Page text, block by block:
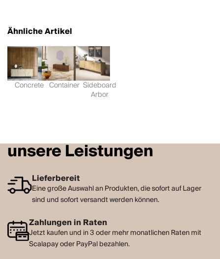
Ähnliche Artikel
Concrete Container Sideboard
Arbor
unsere Leistungen
Lieferbereit
Eine große Auswahl an Produkten, die sofort auf Lager
sind und sofort versandt werden können.
Zahlungen in Raten
Jetzt kaufen und in 3 oder mehr monatlichen Raten mit
Scalapay oder PayPal bezahlen.